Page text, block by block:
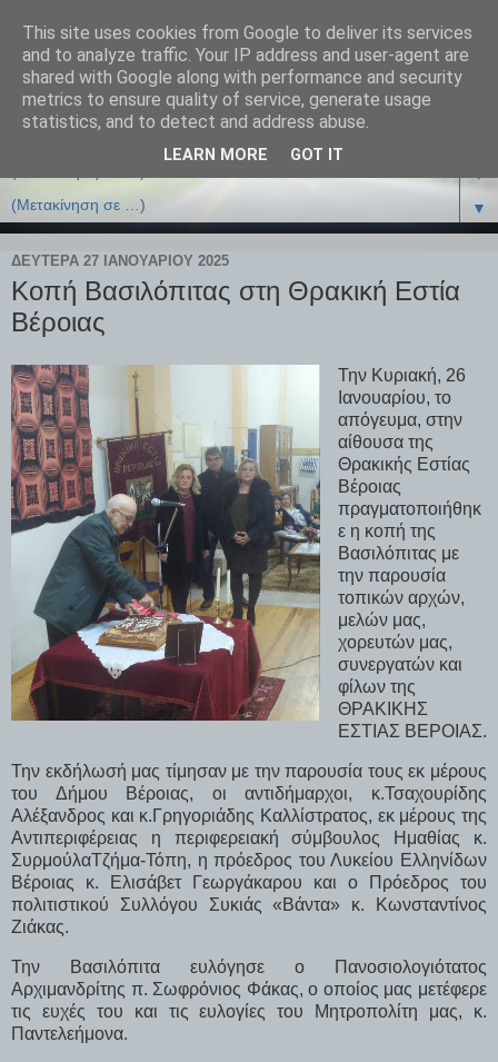
▼
▼
ΔΕΥΤΈΡΑ 27 ΙΑΝΟΥΑΡΊΟΥ 2025
Κοπή Βασιλόπιτας στη Θρακική Εστία
Βέροιας
Την Κυριακή, 26
Ιανουαρίου, το
απόγευμα, στην
αίθουσα της
Θρακικής Εστίας
Βέροιας
πραγματοποιήθηκ
ε η κοπή της
Βασιλόπιτας με
την παρουσία
τοπικών αρχών,
μελών μας,
χορευτών μας,
συνεργατών και
φίλων της
ΘΡΑΚΙΚΗΣ
ΕΣΤΙΑΣ ΒΕΡΟΙΑΣ.
Την εκδήλωσή μας τίμησαν με την παρουσία τους εκ μέρους
του Δήμου Βέροιας, οι αντιδήμαρχοι, κ.Τσαχουρίδης
Αλέξανδρος και κ.Γρηγοριάδης Καλλίστρατος, εκ μέρους της
Αντιπεριφέρειας η περιφερειακή σύμβουλος Ημαθίας κ.
ΣυρμούλαΤζήμα-Τόπη, η πρόεδρος του Λυκείου Ελληνίδων
Βέροιας κ. Ελισάβετ Γεωργάκαρου και ο Πρόεδρος του
πολιτιστικού Συλλόγου Συκιάς «Βάντα» κ. Κωνσταντίνος
Ζιάκας.
Την Βασιλόπιτα ευλόγησε ο Πανοσιολογιότατος
Αρχιμανδρίτης π. Σωφρόνιος Φάκας, ο οποίος μας μετέφερε
τις ευχές του και τις ευλογίες του Μητροπολίτη μας, κ.
Παντελεήμονα.
This site uses cookies from Google to deliver its services
and to analyze traffic. Your IP address and user-agent are
shared with Google along with performance and security
metrics to ensure quality of service, generate usage
statistics, and to detect and address abuse.
LEARN MORE GOT IT